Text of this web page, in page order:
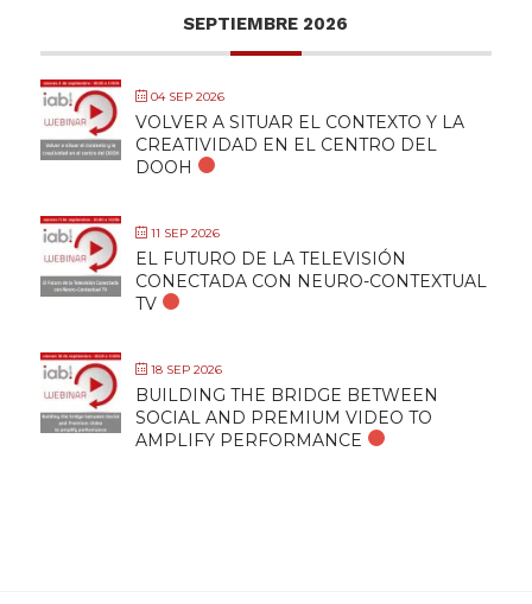
SEPTIEMBRE 2026
04 SEP 2026
VOLVER A SITUAR EL CONTEXTO Y LA
CREATIVIDAD EN EL CENTRO DEL
DOOH
11 SEP 2026
EL FUTURO DE LA TELEVISIÓN
CONECTADA CON NEURO-CONTEXTUAL
TV
18 SEP 2026
BUILDING THE BRIDGE BETWEEN
SOCIAL AND PREMIUM VIDEO TO
AMPLIFY PERFORMANCE